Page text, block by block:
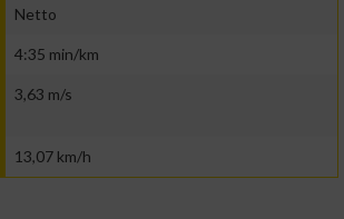
Netto
4:35 min/km
3,63 m/s
13,07 km/h